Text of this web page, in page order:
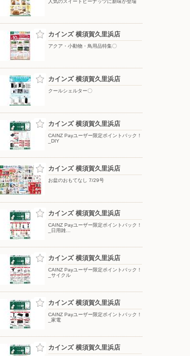
夏のひんやり寝具
キャンペ
ャンペーン
で最大…
人気のスイートピーナッツに新味が登場
カインズ 横須賀久里浜店
アクア・小動物・鳥用品特集〇
カインズ 横須賀久里浜店
クールシェルター〇
カインズ 横須賀久里浜店
CAINZ Payユーザー限定ポイントバック！
_DIY
カインズ 横須賀久里浜店
お盆のおもてなし 7/29号
カインズ 横須賀久里浜店
CAINZ Payユーザー限定ポイントバック！
_日用雑…
カインズ 横須賀久里浜店
CAINZ Payユーザー限定ポイントバック！
_サイクル
カインズ 横須賀久里浜店
CAINZ Payユーザー限定ポイントバック！
_家電
カインズ 横須賀久里浜店